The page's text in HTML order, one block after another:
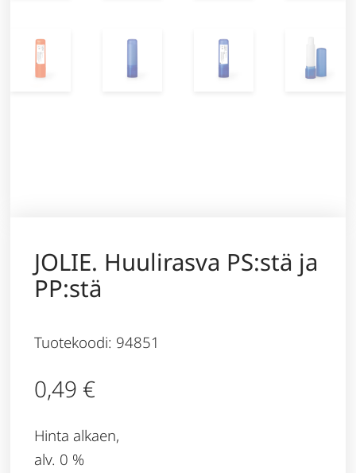
JOLIE. Huulirasva PS:stä ja
PP:stä
Tuotekoodi: 94851
0,49 €
Hinta alkaen,
alv. 0 %